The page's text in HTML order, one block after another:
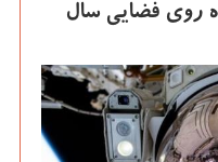
روی فضایی سال